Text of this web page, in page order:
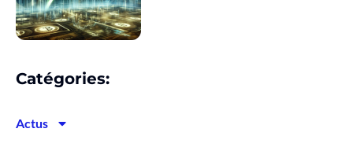
Catégories:
Actus